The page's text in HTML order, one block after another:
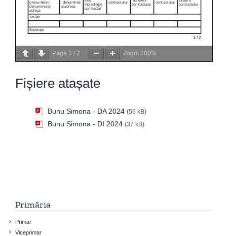
Page 1 / 2 Zoom 100%
Fișiere atașate
Bunu Simona - DA 2024 (56 kB)
Bunu Simona - DI 2024 (37 kB)
Primăria
Primar
Viceprimar